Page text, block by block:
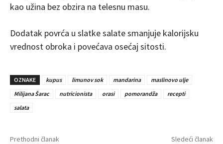
kao užina bez obzira na telesnu masu.
Dodatak povrća u slatke salate smanjuje kalorijsku
vrednost obroka i povećava osećaj sitosti.
OZNAKE kupus limunov sok mandarina
maslinovo ulje
Milijana Šarac
nutricionista orasi pomorandža
recepti
salata
Prethodni članak Sledeći članak